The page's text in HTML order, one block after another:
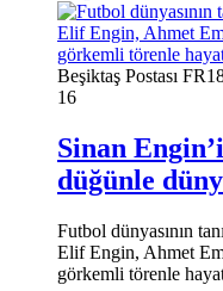
Beşiktaş Postası FR
16
Sinan
düğünle
Futbol dünyasının
Elif Engin, Ahmet
görkemli törenle